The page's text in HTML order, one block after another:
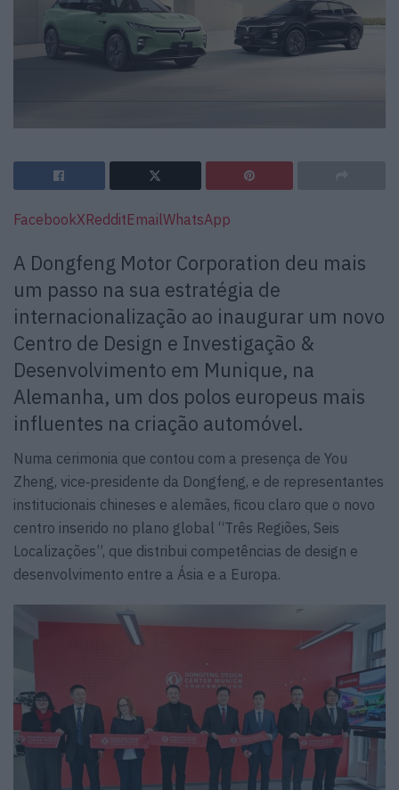
FacebookXRedditEmailWhatsApp
A Dongfeng Motor Corporation deu mais
um passo na sua estratégia de
internacionalização ao inaugurar um novo
Centro de Design e Investigação &
Desenvolvimento em Munique, na
Alemanha, um dos polos europeus mais
influentes na criação automóvel.
Numa cerimonia que contou com a presença de You
Zheng, vice‑presidente da Dongfeng, e de representantes
institucionais chineses e alemães, ficou claro que o novo
centro inserido no plano global “Três Regiões, Seis
Localizações”, que distribui competências de design e
desenvolvimento entre a Ásia e a Europa.